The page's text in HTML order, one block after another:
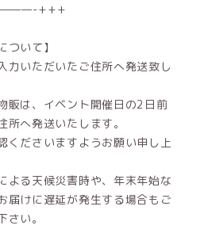
+++
ついて】
力いただいたご住所へ発送致し
販は、イベント開催日の2日前
へ発送いたします。
くださいますようお願い申し上
よる天候災害時や、年末年始な
届けに遅延が発生する場合もご
い。